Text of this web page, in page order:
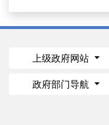
上级政府网站
政府部门导航